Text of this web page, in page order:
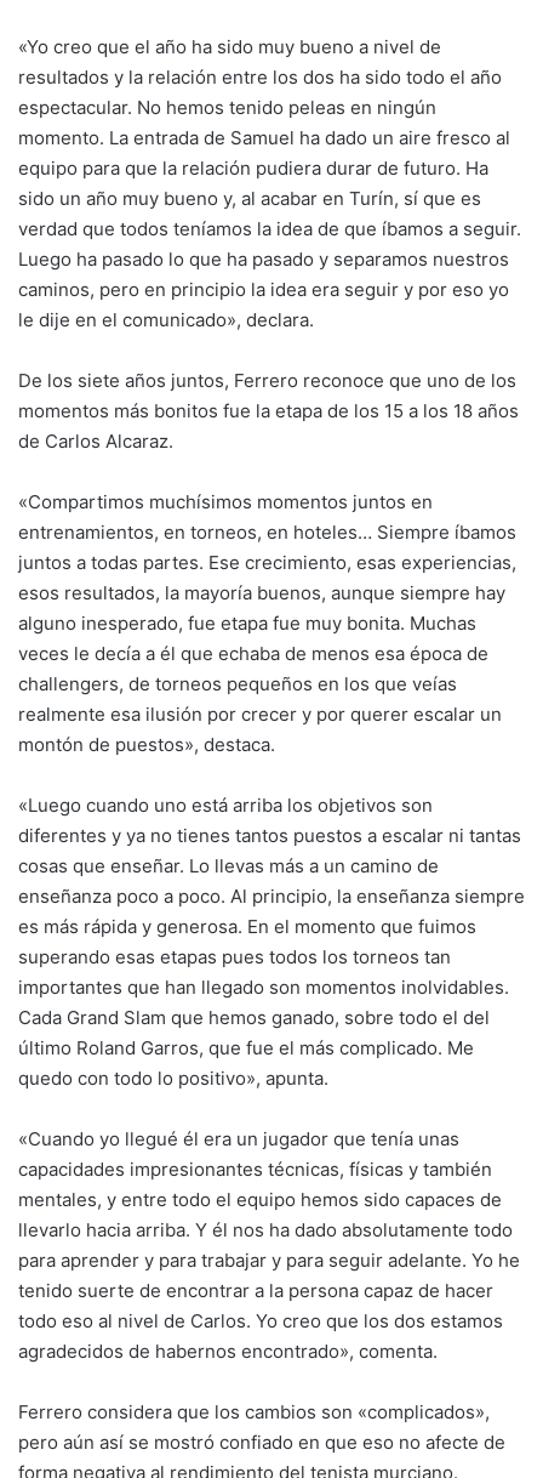
«Yo creo que el año ha sido muy bueno a nivel de
resultados y la relación entre los dos ha sido todo el año
espectacular. No hemos tenido peleas en ningún
momento. La entrada de Samuel ha dado un aire fresco al
equipo para que la relación pudiera durar de futuro. Ha
sido un año muy bueno y, al acabar en Turín, sí que es
verdad que todos teníamos la idea de que íbamos a seguir.
Luego ha pasado lo que ha pasado y separamos nuestros
caminos, pero en principio la idea era seguir y por eso yo
le dije en el comunicado», declara.
De los siete años juntos, Ferrero reconoce que uno de los
momentos más bonitos fue la etapa de los 15 a los 18 años
de Carlos Alcaraz.
«Compartimos muchísimos momentos juntos en
entrenamientos, en torneos, en hoteles… Siempre íbamos
juntos a todas partes. Ese crecimiento, esas experiencias,
esos resultados, la mayoría buenos, aunque siempre hay
alguno inesperado, fue etapa fue muy bonita. Muchas
veces le decía a él que echaba de menos esa época de
challengers, de torneos pequeños en los que veías
realmente esa ilusión por crecer y por querer escalar un
montón de puestos», destaca.
«Luego cuando uno está arriba los objetivos son
diferentes y ya no tienes tantos puestos a escalar ni tantas
cosas que enseñar. Lo llevas más a un camino de
enseñanza poco a poco. Al principio, la enseñanza siempre
es más rápida y generosa. En el momento que fuimos
superando esas etapas pues todos los torneos tan
importantes que han llegado son momentos inolvidables.
Cada Grand Slam que hemos ganado, sobre todo el del
último Roland Garros, que fue el más complicado. Me
quedo con todo lo positivo», apunta.
«Cuando yo llegué él era un jugador que tenía unas
capacidades impresionantes técnicas, físicas y también
mentales, y entre todo el equipo hemos sido capaces de
llevarlo hacia arriba. Y él nos ha dado absolutamente todo
para aprender y para trabajar y para seguir adelante. Yo he
tenido suerte de encontrar a la persona capaz de hacer
todo eso al nivel de Carlos. Yo creo que los dos estamos
agradecidos de habernos encontrado», comenta.
Ferrero considera que los cambios son «complicados»,
pero aún así se mostró confiado en que eso no afecte de
forma negativa al rendimiento del tenista murciano.